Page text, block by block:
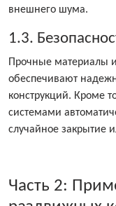
внешнего шума.
1.3.
Прочные
обеспечивают
конструкций. Кроме
системами
случайное закрытие
Часть 2: